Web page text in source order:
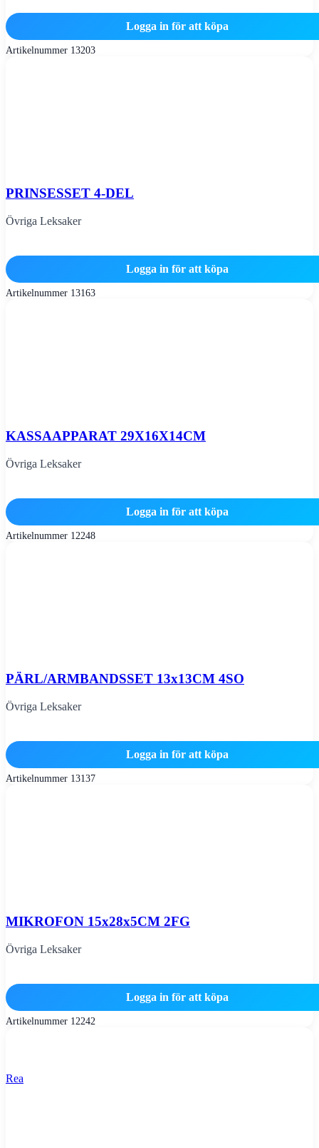
Logga in för att köpa
Artikelnummer 13203
PRINSESSET 4-DEL
Övriga Leksaker
Logga in för att köpa
Artikelnummer 13163
KASSAAPPARAT 29X16X14CM
Övriga Leksaker
Logga in för att köpa
Artikelnummer 12248
PÄRL/ARMBANDSSET 13x13CM 4SO
Övriga Leksaker
Logga in för att köpa
Artikelnummer 13137
MIKROFON 15x28x5CM 2FG
Övriga Leksaker
Logga in för att köpa
Artikelnummer 12242
Rea